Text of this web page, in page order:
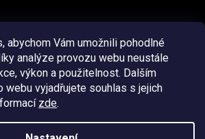
abychom Vám umožnili pohodlné
analýze provozu webu neustále
výkon a použitelnost. Dalším
webu vyjadřujete souhlas s jejich
zde.